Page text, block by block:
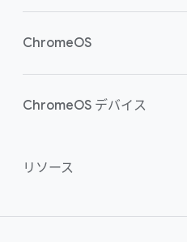
概要
ChromeOS
概要
ChromeOS デバイス
概要
デバイス
リソース